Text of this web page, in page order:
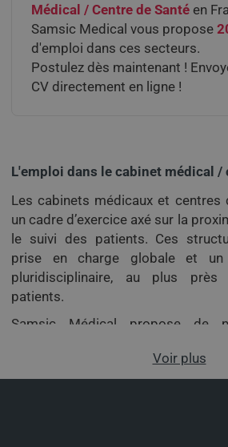
Médical / Centre de Santé en
Samsic Medical vous propose
d'emploi dans ces secteurs.
Postulez dès maintenant !
CV directement en ligne !
L'emploi dans le cabinet médical /
Les cabinets médicaux et centres
un cadre d’exercice axé sur la
le suivi des patients. Ces
prise en charge globale et
pluridisciplinaire, au plus
patients.
Samsic Médical propose de
adaptées à différents
professionnels.Infirmier(ère),
Voir plus